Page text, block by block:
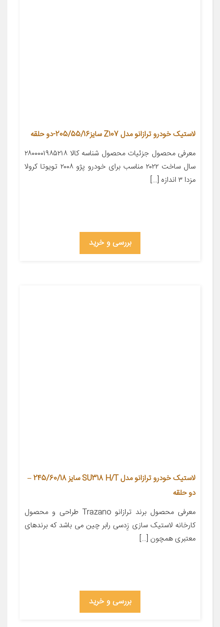
لاستیک خودرو ترازانو مدل Z107 سایز205/55/16-دو حلقه
معرفی محصول جزئیات محصول شناسه کالا ۲۸۰۰۰۰۱۹۸۵۲۱۸
سال ساخت ۲۰۲۲ مناسب برای خودرو پژو ۲۰۰۸ تویوتا کرولا
مزدا ۳ اندازه […]
بررسی و خرید
لاستیک خودرو ترازانو مدل SU318 H/T سایز 245/60/18 –
دو حلقه
معرفی محصول برند ترازانو Trazano طراحی و محصول
کارخانه لاستیک سازی زِدسی رابر چین می باشد که برندهای
معتبری همچون […]
بررسی و خرید